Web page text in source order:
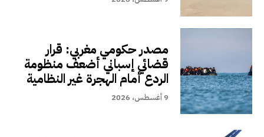
مصدر حكومي مغربي: قرار
قضائي إسباني أضعف منظومة
الردع أمام الهجرة غير النظامية
9 أغسطس، 2026